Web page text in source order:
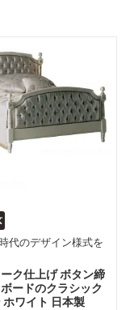
ク仕上げ ボタン締
ードのクラシック
ホワイト 日本製
代のデザイン様式を